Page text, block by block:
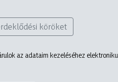
köröket
az adataim kezeléséhez